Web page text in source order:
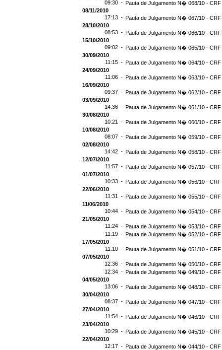
09:30 - Pauta de Julgamento N� 068/10 - CRF
08/11/2010
17:13 - Pauta de Julgamento N� 067/10 - CRF
28/10/2010
08:53 - Pauta de Julgamento N� 066/10 - CRF
15/10/2010
09:02 - Pauta de Julgamento N� 065/10 - CRF
30/09/2010
11:15 - Pauta de Julgamento N� 064/10 - CRF
24/09/2010
11:06 - Pauta de Julgamento N� 063/10 - CRF
16/09/2010
09:37 - Pauta de Julgamento N� 062/10 - CRF
03/09/2010
14:36 - Pauta de Julgamento N� 061/10 - CRF
30/08/2010
10:21 - Pauta de Julgamento N� 060/10 - CRF
10/08/2010
08:07 - Pauta de Julgamento N� 059/10 - CRF
02/08/2010
14:42 - Pauta de Julgamento N� 058/10 - CRF
12/07/2010
11:57 - Pauta de Julgamento N� 057/10 - CRF
01/07/2010
10:33 - Pauta de Julgamento N� 056/10 - CRF
22/06/2010
11:31 - Pauta de Julgamento N� 055/10 - CRF
11/06/2010
10:44 - Pauta de Julgamento N� 054/10 - CRF
21/05/2010
11:24 - Pauta de Julgamento N� 053/10 - CRF
11:19 - Pauta de Julgamento N� 052/10 - CRF
17/05/2010
11:10 - Pauta de Julgamento N� 051/10 - CRF
07/05/2010
12:36 - Pauta de Julgamento N� 050/10 - CRF
12:34 - Pauta de Julgamento N� 049/10 - CRF
04/05/2010
13:06 - Pauta de Julgamento N� 048/10 - CRF
30/04/2010
08:37 - Pauta de Julgamento N� 047/10 - CRF
27/04/2010
11:54 - Pauta de Julgamento N� 046/10 - CRF
23/04/2010
10:29 - Pauta de Julgamento N� 045/10 - CRF
22/04/2010
12:17 - Pauta de Julgamento N� 044/10 - CRF